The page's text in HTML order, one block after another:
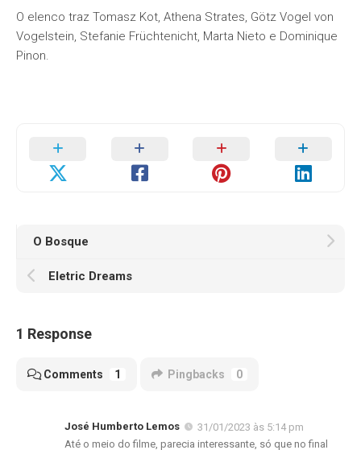
O elenco traz Tomasz Kot, Athena Strates, Götz Vogel von
Vogelstein, Stefanie Früchtenicht, Marta Nieto e Dominique
Pinon.
O Bosque
Eletric Dreams
1 Response
Comments 1 Pingbacks 0
José Humberto Lemos
31/01/2023 às 5:14 pm
Até o meio do filme, parecia interessante, só que no final